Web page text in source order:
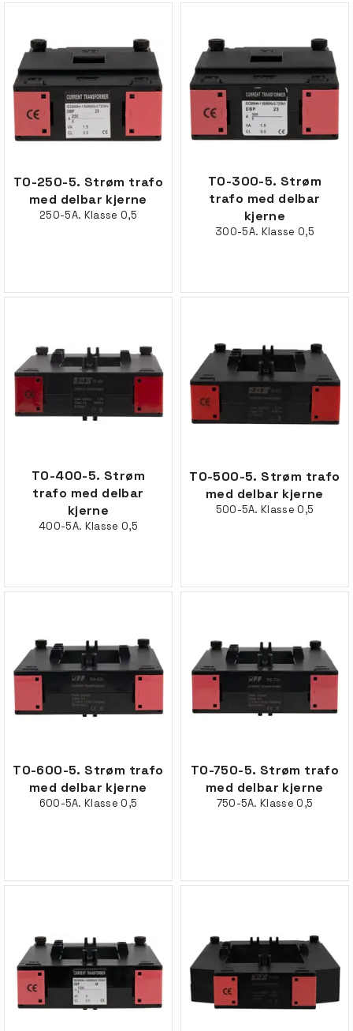
TO-250-5. Strøm trafo
med delbar kjerne
250-5A. Klasse 0,5
TO-300-5. Strøm
trafo med delbar
kjerne
300-5A. Klasse 0,5
TO-400-5. Strøm
trafo med delbar
kjerne
400-5A. Klasse 0,5
TO-500-5. Strøm trafo
med delbar kjerne
500-5A. Klasse 0,5
TO-600-5. Strøm trafo
med delbar kjerne
600-5A. Klasse 0,5
TO-750-5. Strøm trafo
med delbar kjerne
750-5A. Klasse 0,5